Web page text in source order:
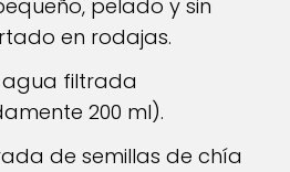
pelado y sin
en rodajas.
agua filtrada
200 ml).
de semillas de chía